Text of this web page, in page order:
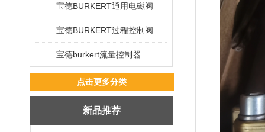
宝德BURKERT通用电磁阀
宝德BURKERT过程控制阀
宝德burkert流量控制器
点击更多分类
新品推荐